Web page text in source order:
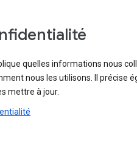
quelles informations nous
nous les utilisons. Il précise
mettre à jour.